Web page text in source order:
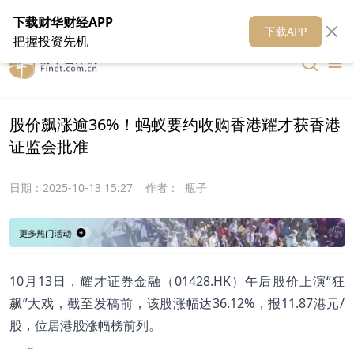
在线客服 关于我们 财华媒体矩阵 财华智库
股价飙涨逾36%！蚂蚁要约收购香港耀才获香港
证监会批准
日期： 2025-10-13 15:27 作者： 瓶子
10月13日，耀才证券金融（01428.HK）午后股价上演“狂
飙”大戏，截至发稿前，该股涨幅达36.12%，报11.87港元/
股，位居港股涨幅榜前列。
下载财华财经APP
把握投资先机
下载APP